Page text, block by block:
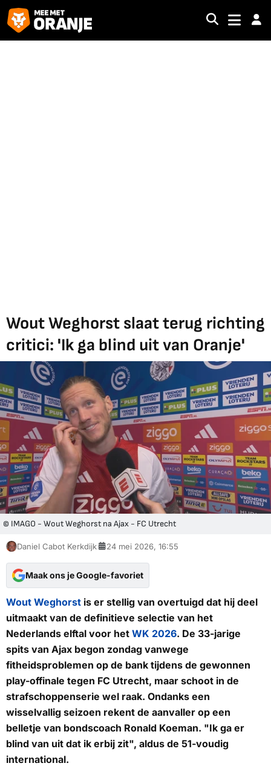
Wout Weghorst slaat terug richting
critici: 'Ik ga blind uit van Oranje'
© IMAGO - Wout Weghorst na Ajax - FC Utrecht
Daniel Cabot Kerkdijk 24 mei 2026, 16:55
Maak ons je Google-favoriet
Wout Weghorst is er stellig van overtuigd dat hij deel
uitmaakt van de definitieve selectie van het
Nederlands elftal voor het WK 2026. De 33-jarige
spits van Ajax begon zondag vanwege
fitheidsproblemen op de bank tijdens de gewonnen
play-offinale tegen FC Utrecht, maar schoot in de
strafschoppenserie wel raak. Ondanks een
wisselvallig seizoen rekent de aanvaller op een
belletje van bondscoach Ronald Koeman. "Ik ga er
blind van uit dat ik erbij zit", aldus de 51-voudig
international.